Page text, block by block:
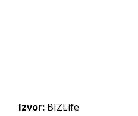
Izvor: BIZLife